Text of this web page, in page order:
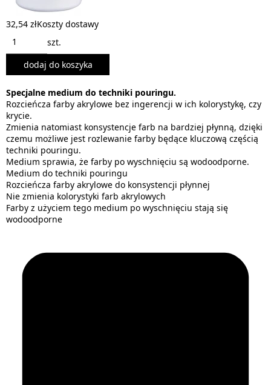
32,54 złKoszty dostawy
szt.
dodaj do koszyka
Specjalne medium do techniki pouringu.
Rozcieńcza farby akrylowe bez ingerencji w ich kolorystykę, czy
krycie.
Zmienia natomiast konsystencje farb na bardziej płynną, dzięki
czemu możliwe jest rozlewanie farby będące kluczową częścią
techniki pouringu.
Medium sprawia, że farby po wyschnięciu są wodoodporne.
Medium do techniki pouringu
Rozcieńcza farby akrylowe do konsystencji płynnej
Nie zmienia kolorystyki farb akrylowych
Farby z użyciem tego medium po wyschnięciu stają się
wodoodporne